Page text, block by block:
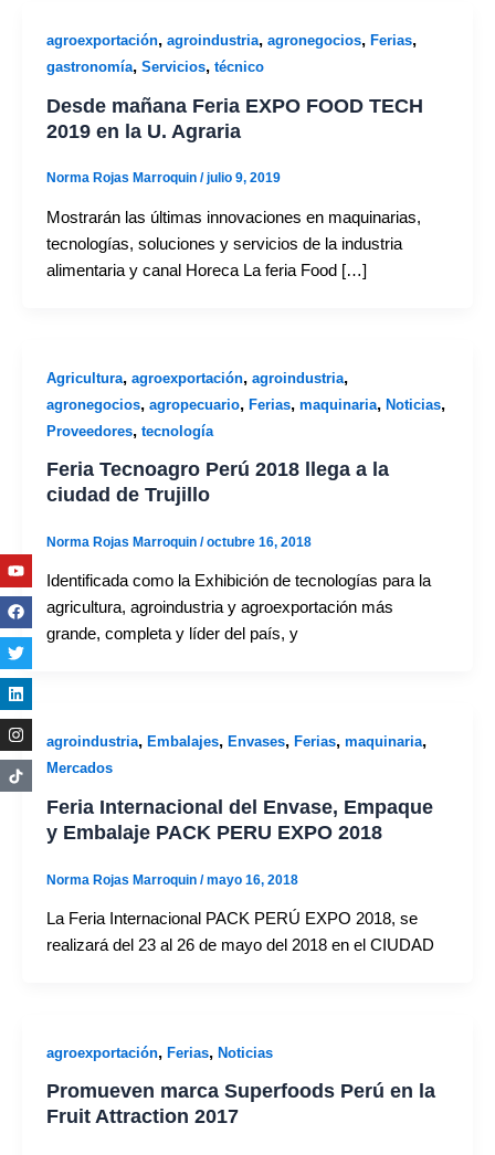
agroexportación, agroindustria, agronegocios, Ferias,
gastronomía, Servicios, técnico
Desde mañana Feria EXPO FOOD TECH
2019 en la U. Agraria
Norma Rojas Marroquin /julio 9, 2019
Mostrarán las últimas innovaciones en maquinarias,
tecnologías, soluciones y servicios de la industria
alimentaria y canal Horeca La feria Food […]
Agricultura, agroexportación, agroindustria,
agronegocios, agropecuario, Ferias, maquinaria, Noticias,
Proveedores, tecnología
Feria Tecnoagro Perú 2018 llega a la
ciudad de Trujillo
Norma Rojas Marroquin /octubre 16, 2018
Identificada como la Exhibición de tecnologías para la
agricultura, agroindustria y agroexportación más
grande, completa y líder del país, y
agroindustria, Embalajes, Envases, Ferias, maquinaria,
Mercados
Feria Internacional del Envase, Empaque
y Embalaje PACK PERU EXPO 2018
Norma Rojas Marroquin /mayo 16, 2018
La Feria Internacional PACK PERÚ EXPO 2018, se
realizará del 23 al 26 de mayo del 2018 en el CIUDAD
agroexportación, Ferias, Noticias
Promueven marca Superfoods Perú en la
Fruit Attraction 2017
Youtube
Facebook
Twitter
Linkedin
Instagram